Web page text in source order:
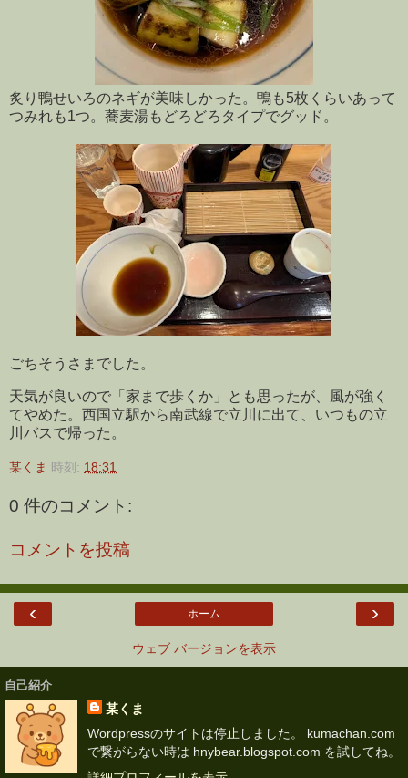
炙り鴨せいろのネギが美味しかった。鴨も5枚くらいあって
つみれも1つ。蕎麦湯もどろどろタイプでグッド。
ごちそうさまでした。
天気が良いので「家まで歩くか」とも思ったが、風が強く
てやめた。西国立駅から南武線で立川に出て、いつもの立
川バスで帰った。
某くま 時刻: 18:31
0 件のコメント:
コメントを投稿
‹ ›
ホーム
ウェブ バージョンを表示
自己紹介
某くま
Wordpressのサイトは停止しました。 kumachan.com
で繋がらない時は hnybear.blogspot.com を試してね。